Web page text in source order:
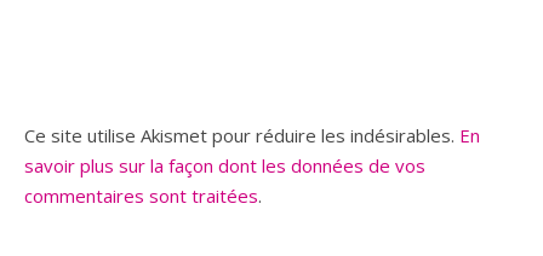
Ce site utilise Akismet pour réduire les indésirables. En
savoir plus sur la façon dont les données de vos
commentaires sont traitées.